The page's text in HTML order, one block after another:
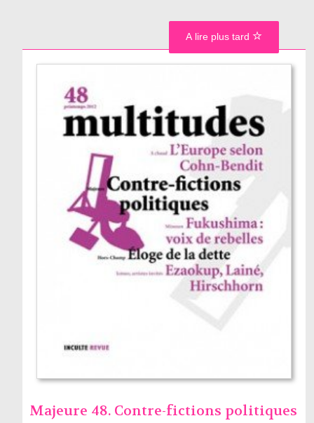
Majeure 48. Contre-fictions politiques
A lire plus tard